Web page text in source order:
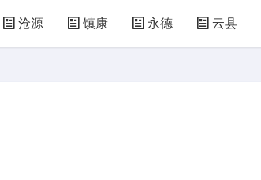
沧源 镇康 永德 云县